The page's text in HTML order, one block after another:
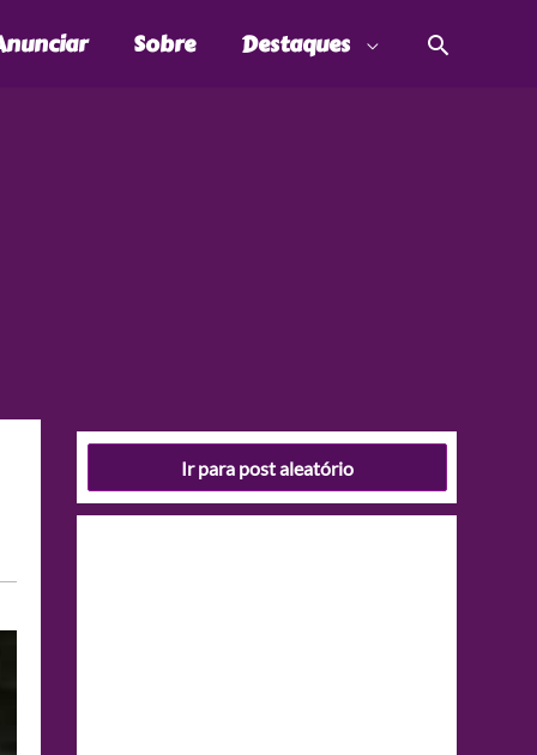
Sobre Destaques
Ir para post aleatório